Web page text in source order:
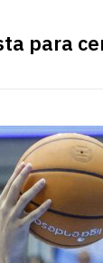
para